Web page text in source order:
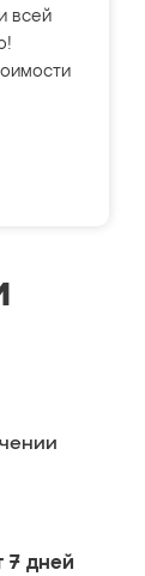
всей
7 дней